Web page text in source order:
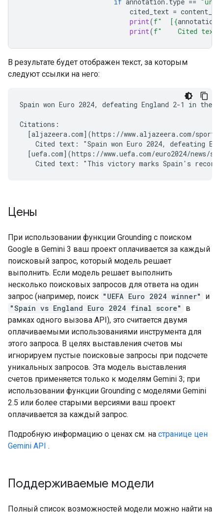
cited_text =
print(f"  [{annotation
print(f"    Cited
В результате будет отображен текст, за которым
следуют ссылки на него:
Spain won Euro 2024, defeating England 2-1 in
Citations:
[aljazeera.com](https://www.aljazeera.com/
Cited text: "Spain won Euro 2024, defeating
[uefa.com](https://www.uefa.com/euro2024/news/
Цены
При использовании функции Grounding с поиском
Google в Gemini 3 ваш проект оплачивается за каждый
поисковый запрос, который модель решает
выполнить. Если модель решает выполнить
несколько поисковых запросов для ответа на один
запрос (например, поиск "UEFA Euro 2024 winner"
и
"Spain vs England Euro 2024 final score"
в
рамках одного вызова API), это считается двумя
оплачиваемыми использованиями инструмента для
этого запроса. В целях выставления счетов мы
игнорируем пустые поисковые запросы при подсчете
уникальных запросов. Эта модель выставления
счетов применяется только к моделям Gemini 3; при
использовании функции Grounding с моделями Gemini
2.5 или более старыми версиями ваш проект
оплачивается за каждый запрос.
Подробную информацию о ценах см. на странице цен
Gemini API .
Поддерживаемые модели
Полный список возможностей модели можно найти на